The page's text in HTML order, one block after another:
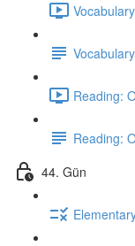
Reading:
Reading:
44. Gün